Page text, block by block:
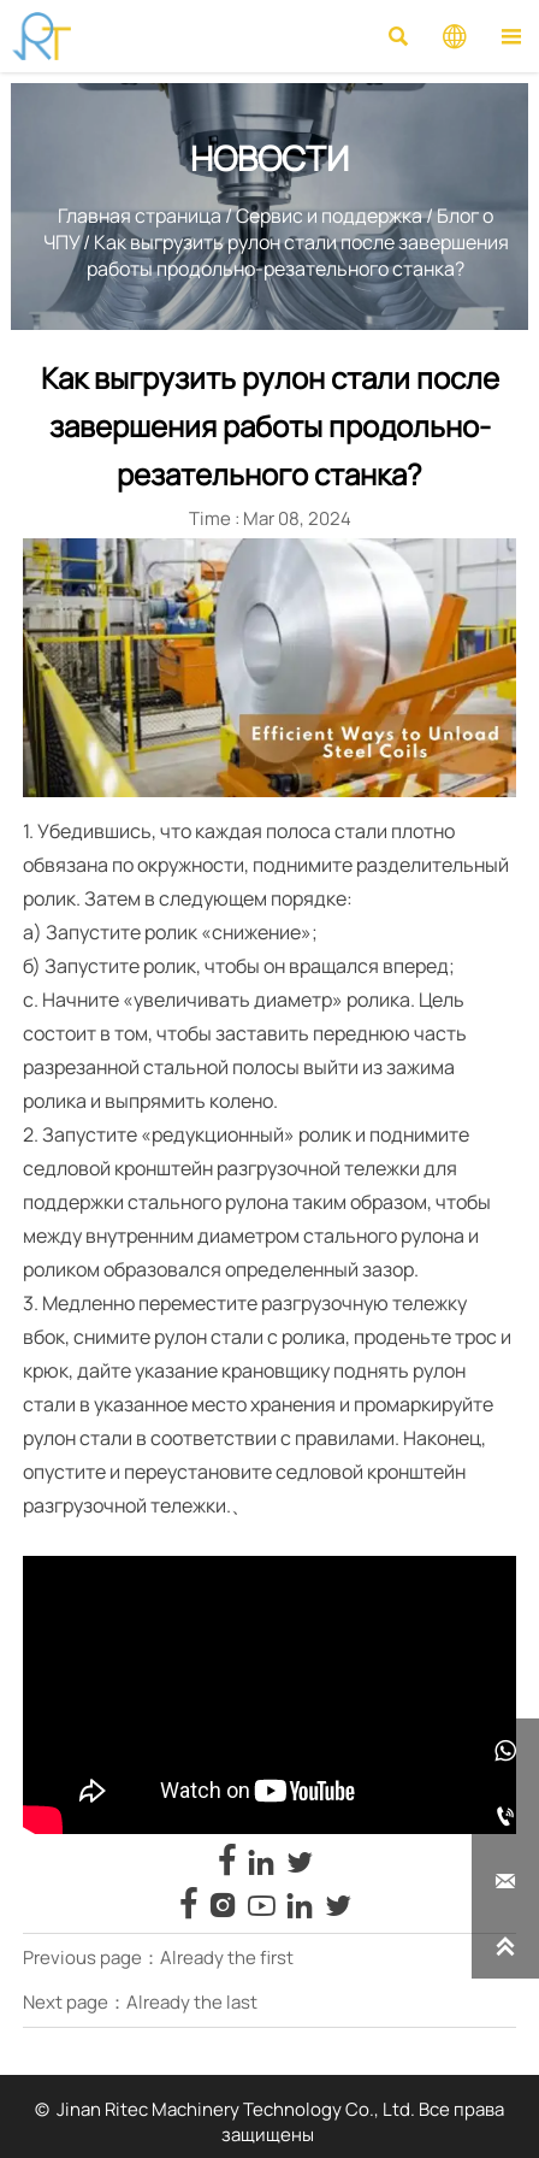
  
НОВОСТИ
Главная страница/Сервис и поддержка/Блог о
ЧПУ/ Как выгрузить рулон стали после завершения
работы продольно-резательного станка?
Как выгрузить рулон стали после
завершения работы продольно-
резательного станка?
Time : Mar 08, 2024
1. Убедившись, что каждая полоса стали плотно
обвязана по окружности, поднимите разделительный
ролик. Затем в следующем порядке:
а) Запустите ролик «снижение»;
б) Запустите ролик, чтобы он вращался вперед;
c. Начните «увеличивать диаметр» ролика. Цель
состоит в том, чтобы заставить переднюю часть
разрезанной стальной полосы выйти из зажима
ролика и выпрямить колено.
2. Запустите «редукционный» ролик и поднимите
седловой кронштейн разгрузочной тележки для
поддержки стального рулона таким образом, чтобы
между внутренним диаметром стального рулона и
роликом образовался определенный зазор.
3. Медленно переместите разгрузочную тележку
вбок, снимите рулон стали с ролика, проденьте трос и
крюк, дайте указание крановщику поднять рулон
стали в указанное место хранения и промаркируйте
рулон стали в соответствии с правилами. Наконец,
опустите и переустановите седловой кронштейн
разгрузочной тележки.、
  
    
Previous page：Already the first
Next page：Already the last
© Jinan Ritec Machinery Technology Co., Ltd. Все права
защищены



